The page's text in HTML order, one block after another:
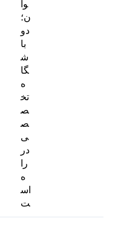
وا
ن؛
دو
با
ش
گا
ه
تخ
ص
ص
ی
در
را
ه
اس
ت